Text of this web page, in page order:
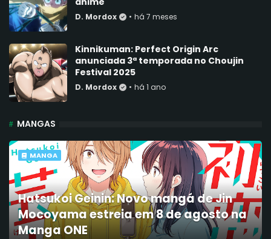
D. Mordox • há 7 meses
Kinnikuman: Perfect Origin Arc
anunciada 3ª temporada no Choujin
Festival 2025
D. Mordox • há 1 ano
MANGAS
MANGA
Hatsukoi Geinin: Novo mangá de Jin
Mocoyama estreia em 8 de agosto na
Manga ONE